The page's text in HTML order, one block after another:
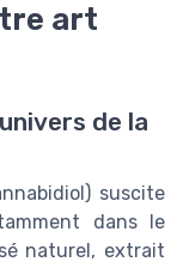
art
de la
suscite
dans le
naturel, extrait